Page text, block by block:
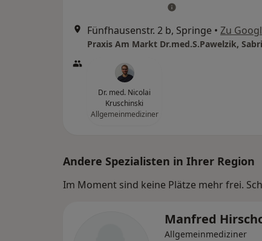
Fünfhausenstr. 2 b, Springe • Zu
Dr. med. Nicolai
Kruschinski
Allgemeinmediziner
Andere Spezialisten in Ihrer Region
Im Moment sind keine Plätze mehr frei.
Manfred
Allgemeinmediziner